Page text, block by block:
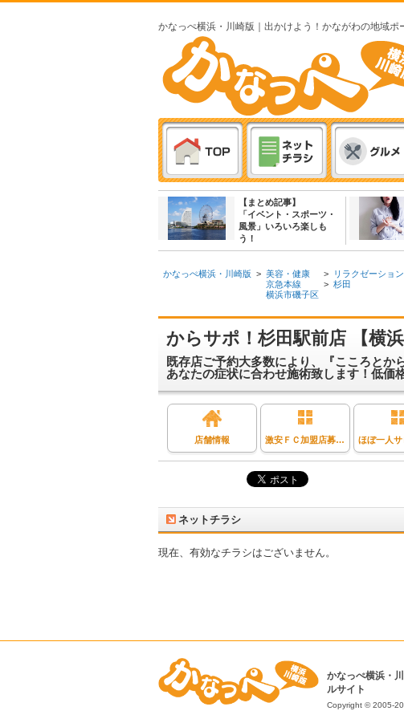
かなっぺ横浜・川崎版｜出かけよう！かながわの地域ポ
【まとめ記事】
「イベント・スポーツ・
風景」いろいろ楽しも
う！
かなっぺ横浜・川崎版 > 美容・健康
京急本線
横浜市磯子区
>
リラクゼーショ
> 杉田
からサポ！杉田駅前店 【横浜
既存店ご予約大多数により、『こころと
あなたの症状に合わせ施術致します！低価
店舗情報 激安ＦＣ加盟店募集！
ネットチラシ
現在、有効なチラシはございません。
かなっぺ横浜・
ルサイト
Copyright © 2005-